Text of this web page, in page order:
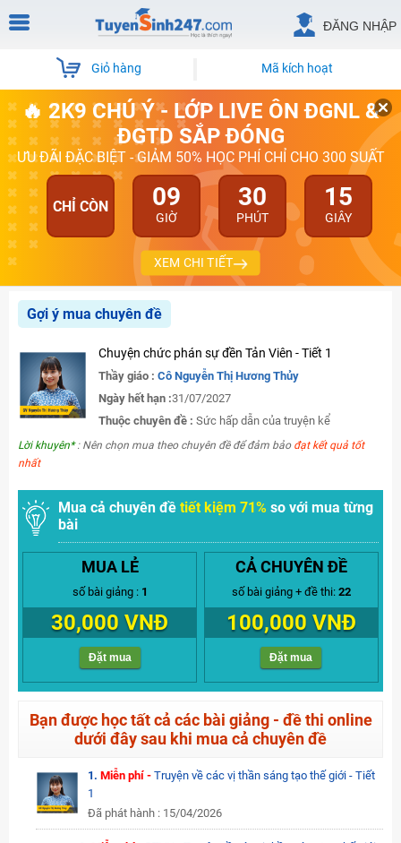
ĐĂNG NHẬP
Giỏ hàng Mã kích hoạt
🔥 2K9 CHÚ Ý - LỚP LIVE ÔN ĐGNL &
ĐGTD SẮP ĐÓNG
ƯU ĐÃI ĐẶC BIỆT - GIẢM 50% HỌC PHÍ CHỈ CHO 300 SUẤT
CHỈ CÒN 09
GIỜ
30
PHÚT
15
GIÂY
XEM CHI TIẾT
Gợi ý mua chuyên đề
Chuyện chức phán sự đền Tản Viên - Tiết 1
Thầy giáo : Cô Nguyễn Thị Hương Thủy
Ngày hết hạn :31/07/2027
Thuộc chuyên đề : Sức hấp dẫn của truyện kể
Lời khuyên*: Nên chọn mua theo chuyên đề để đảm bảo đạt kết quả tốt
nhất
Mua cả chuyên đề tiết kiệm 71% so với mua từng
bài
MUA LẺ
số bài giảng : 1
30,000 VNĐ
Đặt mua
CẢ CHUYÊN ĐỀ
số bài giảng + đề thi: 22
100,000 VNĐ
Đặt mua
Bạn được học tất cả các bài giảng - đề thi online
dưới đây sau khi mua cả chuyên đề
1. Miễn phí - Truyện về các vị thần sáng tạo thế giới - Tiết
1
Đã phát hành : 15/04/2026